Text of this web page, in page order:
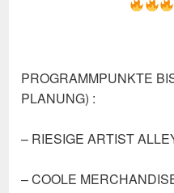
PROGRAMMPUNKTE
PLANUNG) :
– RIESIGE ARTIST
– COOLE